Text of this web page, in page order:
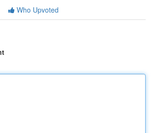
Who Upvoted